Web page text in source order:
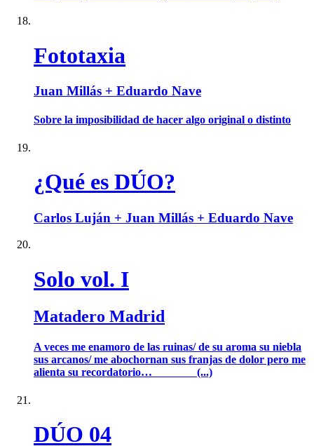
Fototaxia
Juan Millás + Eduardo Nave
Sobre la imposibilidad de hacer algo original o distinto
¿Qué es DÚO?
Carlos Luján + Juan Millás + Eduardo Nave
Solo vol. I
Matadero Madrid
A veces me enamoro de las ruinas/ de su aroma su niebla
sus arcanos/ me abochornan sus franjas de dolor pero me
alienta su recordatorio… (...)
DÚO 04